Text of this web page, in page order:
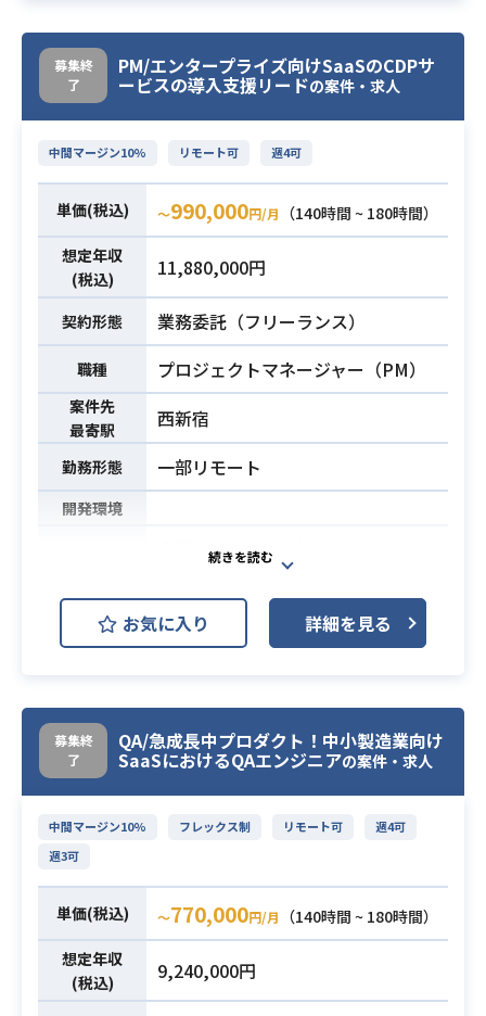
・Claude CodeやCodexなどの生成A
Iツールを積極的に取り入れた、開発
プロセスの効率化
※詳細は面談時にお伝えします。
・Reactを用いたWebアプリケーシ
上）
またはAPIの開発・運用実務経験（3
年以上）
・AWSまたはGCPを中心とした、ク
ラウド環境での実務経験（3年以上）
・Dockerなどのコンテナ技術に関す
る基本的な知識および利用経験（1年
以上）
・フロントエンド領域において、テ
ックリード相当の深い知見や提案を
・チーム開発において、周囲と円滑
に連携が取れる高いコミュニケーシ
ョン能力
業務内容
などGMV成長に伴走いただける方の
ご応募をお待ちしております。
【お願いしたいこと】
・新機能の開発を定義し開発陣（エ
ンジニア・UIUXデザイナー）との牽
・ゲーミフィケーションやソーシャ
ルを取り入れたプロダクトにおける
ユーザー体験の設計
・プロダクトのビックデータと市場
リサーチなどから、事業にインパク
トのある施策の立案や判断軸の構築
【こんな人におすすめ】
・少数精鋭でモダンな技術に触れた
い方
・長期でのご参画ができる方
・プロダクトの体験を意識しながら
開発を進めて行ける方
成長を感じながら開発したい方
必須スキル
・Webおよびスマホ領域におけるプ
ロダクトマネジメント）の実務経験3
年以上
ーションのサービスのグロースに携
わった経験（KPI設計・施策立案）
・行動経済学の基礎理解（損失回避
／プロスペクト理論／フレーミング
／ナッジ）
┗ロードマップ策定
┗合意形成
・Eコマース業界、またはCtoC/BtoB
募集終
了
PM/エンタープライズ向けSaaSのCDPサ
ービスの導入支援リードの案件・求人
中間マージン10% リモート可 週4可
単価(税込) 〜990,000円/月
（140時間 ~ 180時間）
想定年収
(税込)
11,880,000円
契約形態 業務委託（フリーランス）
職種 プロジェクトマネージャー（PM）
案件先
最寄駅
西新宿
勤務形態 一部リモート
開発環境
業務内容
企業向けに CDP（Customer Data Pl
atform）サービスの導入支援 を行っ
ています。
事業拡大とリソース強化のため、本
CDP導入支援では、以下のような業
務を担当いただきます。
・お客様が分析に使いたいデータや
目的をヒアリングし、必要な要件を
明確化
設計
・必要なデータを、どのシステムか
を検討（データサイエンス的な視点
を含む）
お気に入り 詳細を見る
募集終
了
QA/急成長中プロダクト！中小製造業向け
SaaSにおけるQAエンジニアの案件・求人
中間マージン10% フレックス制 リモート可
週4可
週3可
単価(税込) 〜770,000円/月
（140時間 ~ 180時間）
想定年収
(税込)
9,240,000円